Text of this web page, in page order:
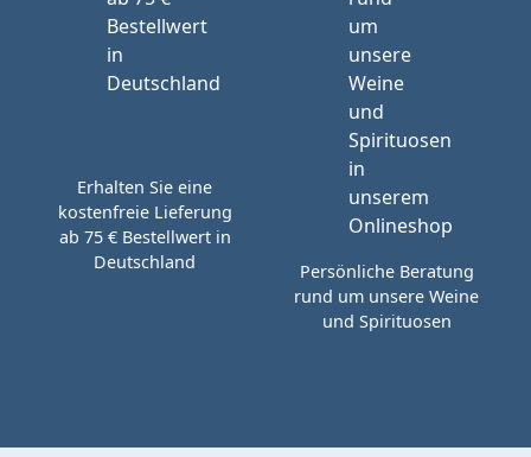
Erhalten Sie eine
kostenfreie Lieferung
ab 75 € Bestellwert in
Deutschland
Persönliche Beratung
rund um unsere Weine
und Spirituosen